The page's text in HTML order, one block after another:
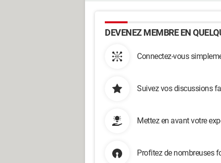
DEVENEZ MEMBRE EN
Connectez-vous
Suivez vos discussions
Mettez en avant votre
Profitez de nombreuses